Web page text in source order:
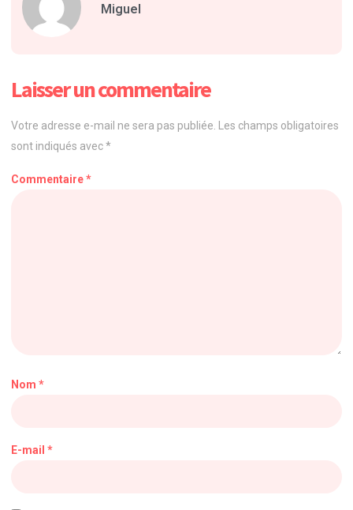
Miguel
Laisser un commentaire
Votre adresse e-mail ne sera pas publiée. Les champs obligatoires
sont indiqués avec*
Commentaire*
Nom *
E-mail *